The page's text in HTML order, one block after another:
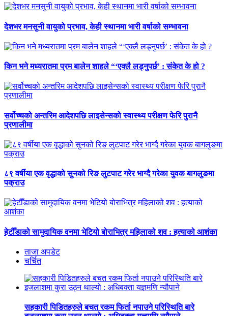
देशभर मनसुनी वायुको प्रभाव, केही स्थानमा भारी वर्षाको सम्भावना
किन भने मध्यरातमा प्रम बालेन शाहले “‘एक्लै लड्नुपर्छ’ : संकेत के हो ?
सर्वोच्चको अन्तरिम आदेशपछि लाइसेन्सको स्वास्थ्य परीक्षण फेरि पुरानै
प्रणालीमा
८९ वर्षीया एक वृद्धाको सुनको रिङ लुटपाट गरेर भाग्दै गरेका युवक बागलुङमा
पक्राउ
हेटौँडाको सामुदायिक वनमा भेटियो बोराभित्र महिलाको शव : हत्याको आशंका
ताजा अपडेट
चर्चित
सहकारी पिडितहरुले बचत रकम फिर्ता नपाउने परिस्थिति बारे